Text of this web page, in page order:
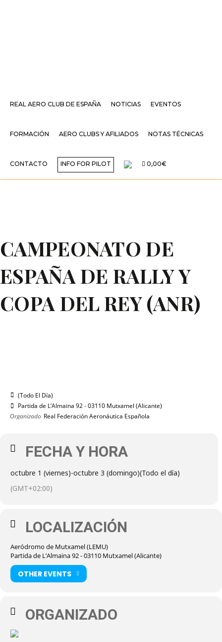
REAL AERO CLUB DE ESPAÑA NOTICIAS EVENTOS
FORMACIÓN AERO CLUBS Y AFILIADOS NOTAS TÉCNICAS
CONTACTO INFO FOR PILOT 0,00€
CAMPEONATO DE
ESPAÑA DE RALLY Y
COPA DEL REY (ANR)
(Todo El Día)
Partida de L’Almaina 92 - 03110 Mutxamel (Alicante)
Organizado Real Federación Aeronáutica Española
FECHA Y HORA
octubre 1 (viernes)-octubre 3 (domingo)(Todo el día)
(GMT+02:00)
LOCALIZACIÓN
Aeródromo de Mutxamel (LEMU)
Partida de L’Almaina 92 - 03110 Mutxamel (Alicante)
OTHER EVENTS
ORGANIZADO